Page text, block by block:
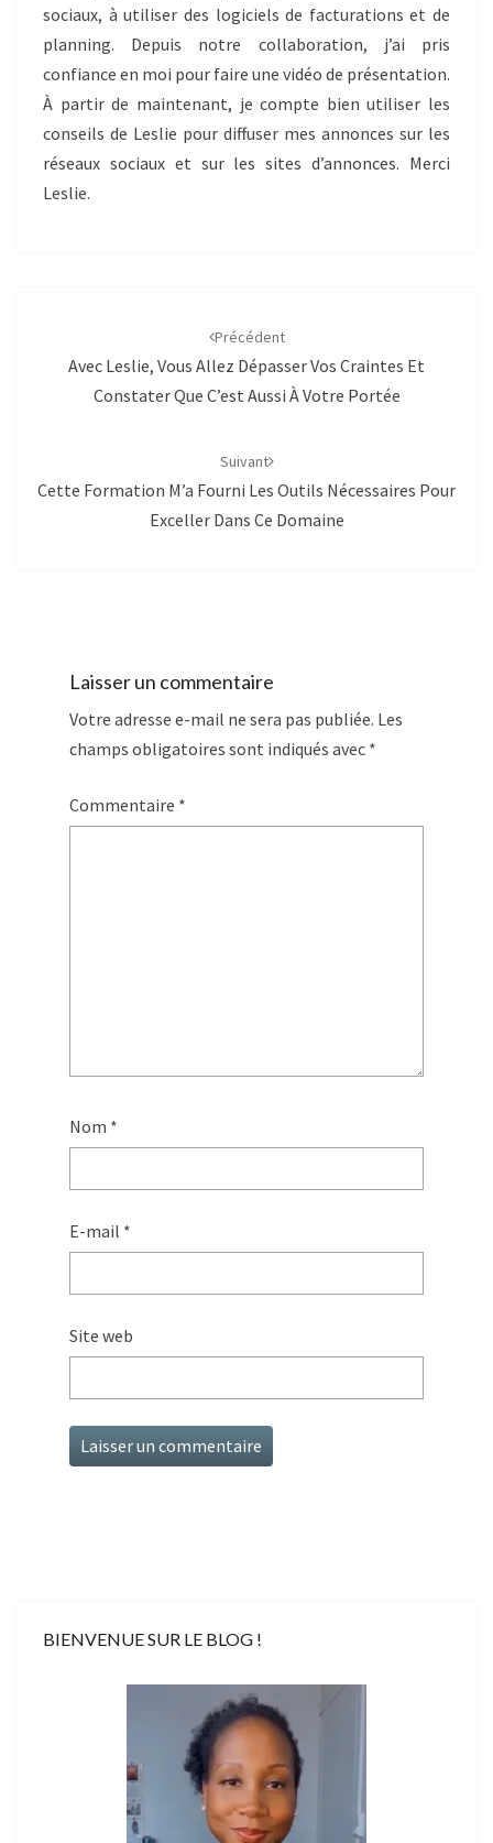
sociaux, à utiliser des logiciels de facturations et de
planning. Depuis notre collaboration, j’ai pris
confiance en moi pour faire une vidéo de présentation.
À partir de maintenant, je compte bien utiliser les
conseils de Leslie pour diffuser mes annonces sur les
réseaux sociaux et sur les sites d’annonces. Merci
Leslie.
Précédent
Avec Leslie, Vous Allez Dépasser Vos Craintes Et
Constater Que C’est Aussi À Votre Portée
Suivant
Cette Formation M’a Fourni Les Outils Nécessaires Pour
Exceller Dans Ce Domaine
Laisser un commentaire
Votre adresse e-mail ne sera pas publiée. Les
champs obligatoires sont indiqués avec *
Commentaire *
Nom *
E-mail *
Site web
BIENVENUE SUR LE BLOG !